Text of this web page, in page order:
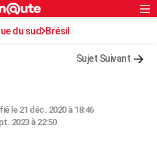
du sud Brésil
Sujet Suivant
le 21 déc. 2020 à 18:46
2023 à 22:50